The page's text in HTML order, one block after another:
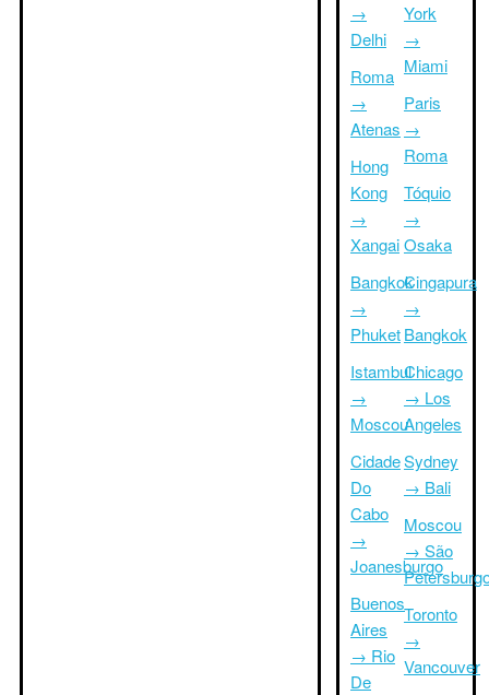
→
Delhi
Roma
→
Atenas
Hong
Kong
→
Xangai
Bangkok
→
Phuket
Istambul
→
Moscou
Cidade
Do
Cabo
→
Joanesburgo
Buenos
Aires
→ Rio
De
York
→
Miami
Paris
→
Roma
Tóquio
→
Osaka
Cingapura
→
Bangkok
Chicago
→ Los
Angeles
Sydney
→ Bali
Moscou
→ São
Toronto
→
Vancouver